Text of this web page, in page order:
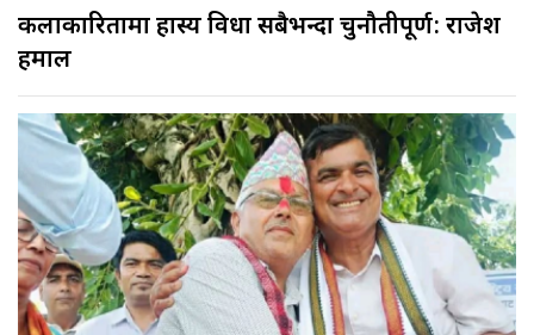
कलाकारितामा हास्य विधा सबैभन्दा चुनौतीपूर्ण: राजेश
हमाल